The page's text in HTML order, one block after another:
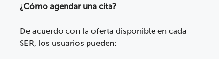
¿Cómo agendar una cita?
De acuerdo con la oferta disponible en cada
SER, los usuarios pueden: